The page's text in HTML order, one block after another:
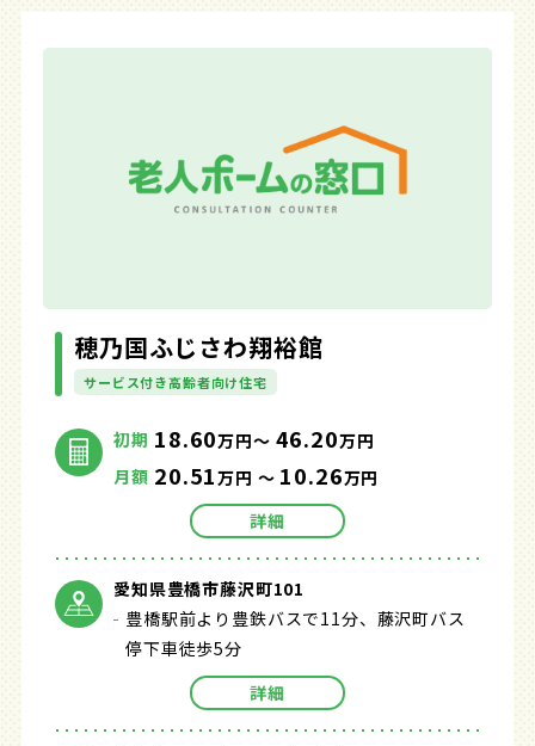
穂乃国ふじさわ翔裕館
サービス付き高齢者向け住宅
初期 18.60万円～ 46.20万円
月額 20.51万円 ～ 10.26万円
詳細
愛知県豊橋市藤沢町101
豊橋駅前より豊鉄バスで11分、藤沢町バス
停下車徒歩5分
詳細